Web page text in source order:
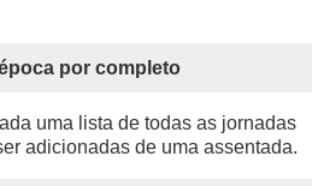
por completo
uma lista de todas as jornadas
adicionadas de uma assentada.